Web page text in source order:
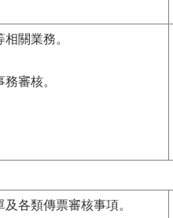
關業務。
審核。
各類傳票審核事項。